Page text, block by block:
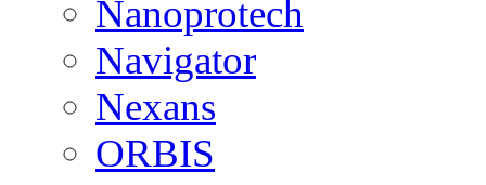
Nanoprotech
Navigator
Nexans
ORBIS